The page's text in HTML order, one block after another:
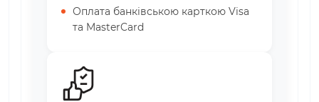
Оплата банківською карткою Visa
та MasterCard